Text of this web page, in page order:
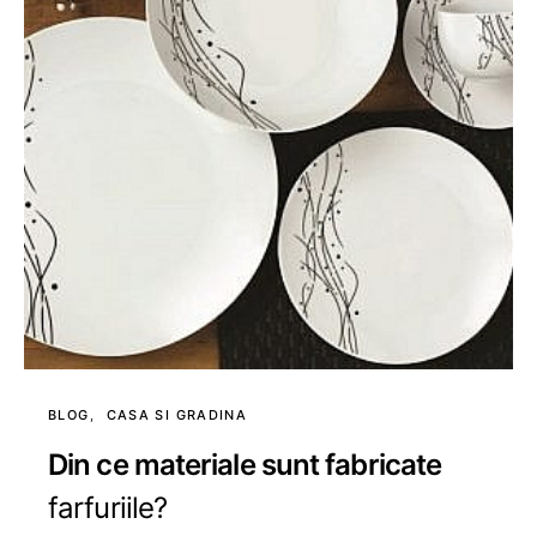
BLOG CASA SI GRADINA
Din ce materiale sunt fabricate
farfuriile?